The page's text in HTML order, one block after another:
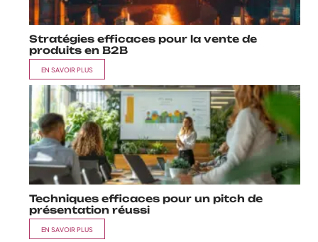
Stratégies efficaces pour la vente de
produits en B2B
EN SAVOIR PLUS
Techniques efficaces pour un pitch de
présentation réussi
EN SAVOIR PLUS